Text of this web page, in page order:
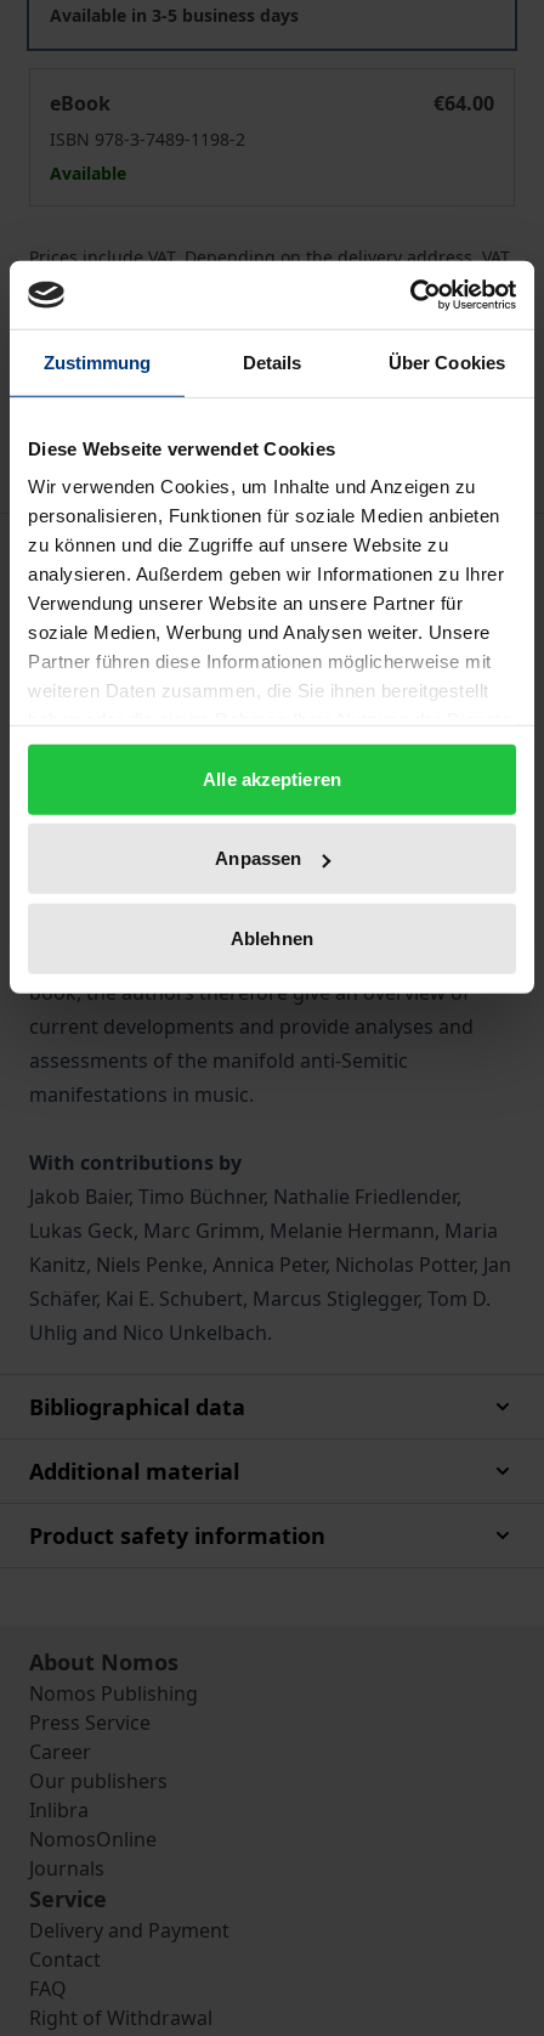
Zustimmung Details Über Cookies
Diese Webseite verwendet Cookies
Wir verwenden Cookies, um Inhalte und Anzeigen zu
personalisieren, Funktionen für soziale Medien anbieten
zu können und die Zugriffe auf unsere Website zu
analysieren. Außerdem geben wir Informationen zu Ihrer
Verwendung unserer Website an unsere Partner für
soziale Medien, Werbung und Analysen weiter. Unsere
Partner führen diese Informationen möglicherweise mit
weiteren Daten zusammen, die Sie ihnen bereitgestellt
gesammelt haben.
Alle akzeptieren
Anpassen
Ablehnen
Available in 3-5 business days
eBook
€64.00
ISBN 978-3-7489-1198-2
Available
Prices include VAT. Depending on the delivery address, VAT
may vary at checkout.
Add to Cart
Add to Wish List
Description
This anthology addresses the question of how anti-
Semitism appears and is expressed in modern
music. As a ‘negative guiding idea of modernity’,
is conveyed on different levels, be it through song
lyrics, album covers, music videos, stage
performances, through the musical form or style
itself, or the ideological and structural integration of
musicians into the extreme rightwing scene, all the
book, the authors therefore give an overview of
current developments and provide analyses and
assessments of the manifold anti-Semitic
manifestations in music.
With contributions by
Jakob Baier, Timo Büchner, Nathalie Friedlender,
Lukas Geck, Marc Grimm, Melanie Hermann, Maria
Kanitz, Niels Penke, Annica Peter, Nicholas Potter, Jan
Schäfer, Kai E. Schubert, Marcus Stiglegger, Tom D.
Uhlig and Nico Unkelbach.
Bibliographical data
Additional material
Product safety information
About Nomos
Nomos Publishing
Press Service
Career
Our publishers
Inlibra
NomosOnline
Journals
Service
Delivery and Payment
Contact
FAQ
Right of Withdrawal